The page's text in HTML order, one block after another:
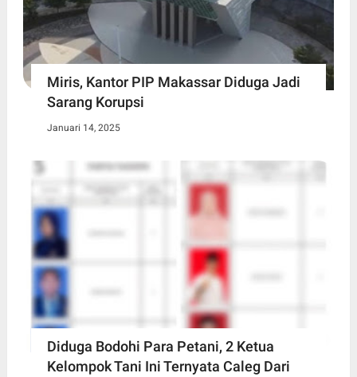
Miris, Kantor PIP Makassar Diduga Jadi
Sarang Korupsi
Januari 14, 2025
Diduga Bodohi Para Petani, 2 Ketua
Kelompok Tani Ini Ternyata Caleg Dari